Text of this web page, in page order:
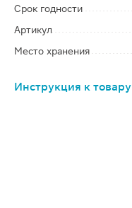
Срок годности
Артикул
Место хранения
Инструкция к товару